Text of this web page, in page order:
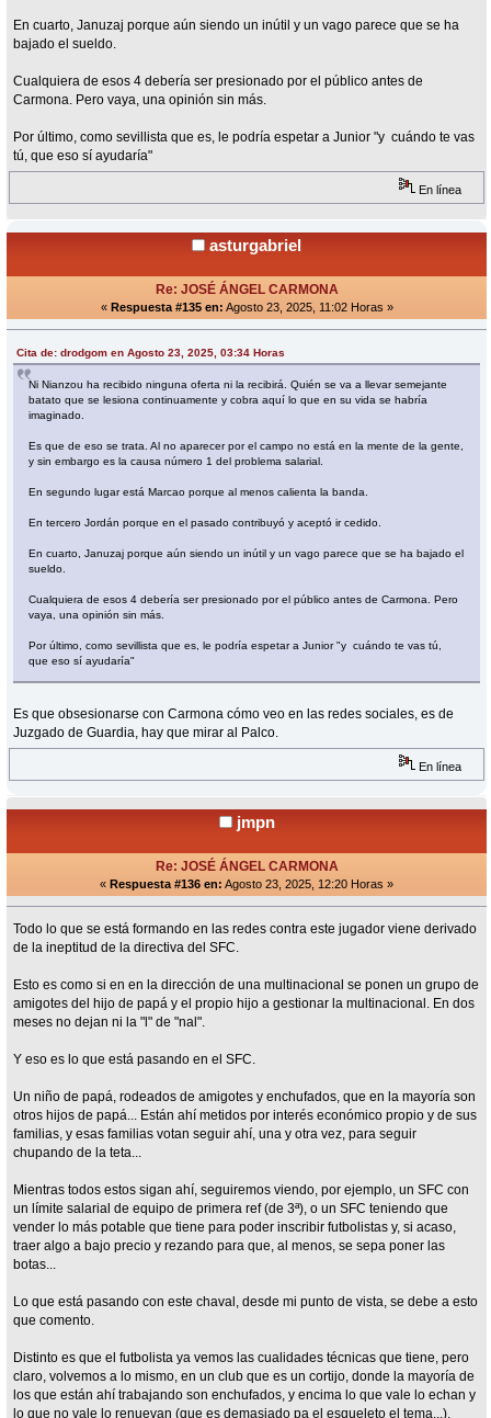
En cuarto, Januzaj porque aún siendo un inútil y un vago parece que se ha
bajado el sueldo.
Cualquiera de esos 4 debería ser presionado por el público antes de
Carmona. Pero vaya, una opinión sin más.
Por último, como sevillista que es, le podría espetar a Junior "y cuándo te vas
tú, que eso sí ayudaría"
En línea
asturgabriel
Re: JOSÉ ÁNGEL CARMONA
« Respuesta #135 en: Agosto 23, 2025, 11:02 Horas »
Cita de: drodgom en Agosto 23, 2025, 03:34 Horas
Ni Nianzou ha recibido ninguna oferta ni la recibirá. Quién se va a llevar semejante
batato que se lesiona continuamente y cobra aquí lo que en su vida se habría
imaginado.
Es que de eso se trata. Al no aparecer por el campo no está en la mente de la gente,
y sin embargo es la causa número 1 del problema salarial.
En segundo lugar está Marcao porque al menos calienta la banda.
En tercero Jordán porque en el pasado contribuyó y aceptó ir cedido.
En cuarto, Januzaj porque aún siendo un inútil y un vago parece que se ha bajado el
sueldo.
Cualquiera de esos 4 debería ser presionado por el público antes de Carmona. Pero
vaya, una opinión sin más.
Por último, como sevillista que es, le podría espetar a Junior "y cuándo te vas tú,
que eso sí ayudaría"
Es que obsesionarse con Carmona cómo veo en las redes sociales, es de
Juzgado de Guardia, hay que mirar al Palco.
En línea
jmpn
Re: JOSÉ ÁNGEL CARMONA
« Respuesta #136 en: Agosto 23, 2025, 12:20 Horas »
Todo lo que se está formando en las redes contra este jugador viene derivado
de la ineptitud de la directiva del SFC.
Esto es como si en en la dirección de una multinacional se ponen un grupo de
amigotes del hijo de papá y el propio hijo a gestionar la multinacional. En dos
meses no dejan ni la "l" de "nal".
Y eso es lo que está pasando en el SFC.
Un niño de papá, rodeados de amigotes y enchufados, que en la mayoría son
otros hijos de papá... Están ahí metidos por interés económico propio y de sus
familias, y esas familias votan seguir ahí, una y otra vez, para seguir
chupando de la teta...
Mientras todos estos sigan ahí, seguiremos viendo, por ejemplo, un SFC con
un límite salarial de equipo de primera ref (de 3ª), o un SFC teniendo que
vender lo más potable que tiene para poder inscribir futbolistas y, si acaso,
traer algo a bajo precio y rezando para que, al menos, se sepa poner las
botas...
Lo que está pasando con este chaval, desde mi punto de vista, se debe a esto
que comento.
Distinto es que el futbolista ya vemos las cualidades técnicas que tiene, pero
claro, volvemos a lo mismo, en un club que es un cortijo, donde la mayoría de
los que están ahí trabajando son enchufados, y encima lo que vale lo echan y
lo que no vale lo renuevan (que es demasiado pa el esqueleto el tema...),